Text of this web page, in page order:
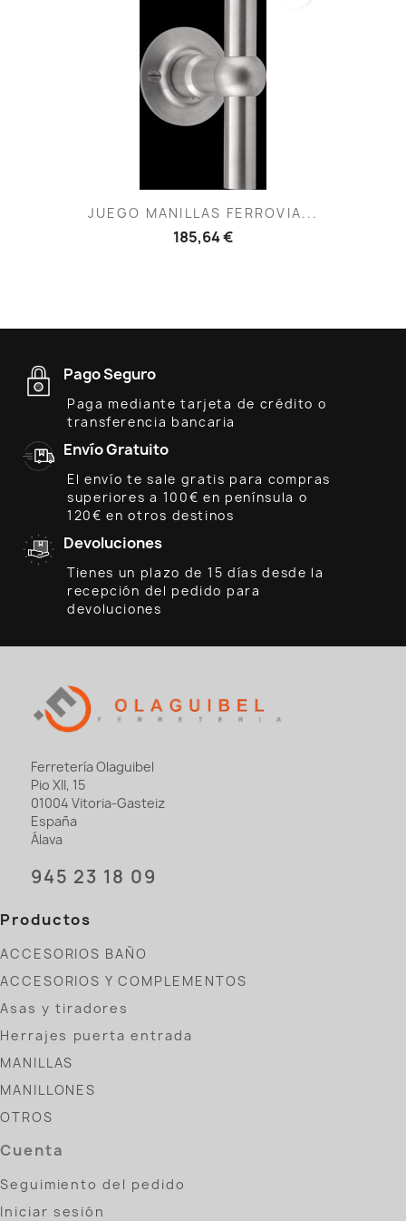
JUEGO MANILLAS FERROVIA...
185,64 €
Pago Seguro
Paga mediante tarjeta de crédito o
transferencia bancaria
Envío Gratuito
El envío te sale gratis para compras
superiores a 100€ en península o
120€ en otros destinos
Devoluciones
Tienes un plazo de 15 días desde la
recepción del pedido para
devoluciones
Ferretería Olaguibel
Pio XII, 15
01004 Vitoria-Gasteiz
España
Álava
945 23 18 09
Productos
ACCESORIOS BAÑO
ACCESORIOS Y COMPLEMENTOS
Asas y tiradores
Herrajes puerta entrada
MANILLAS
MANILLONES
OTROS
Cuenta
Seguimiento del pedido
Iniciar sesión